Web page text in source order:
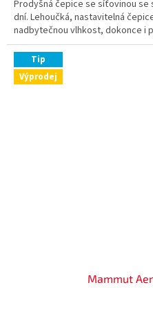
Prodyšná čepice se síťovinou se
dní. Lehoučká, nastavitelná
nadbytečnou vlhkost, dokonce i
Tip
Výprodej
Mammut